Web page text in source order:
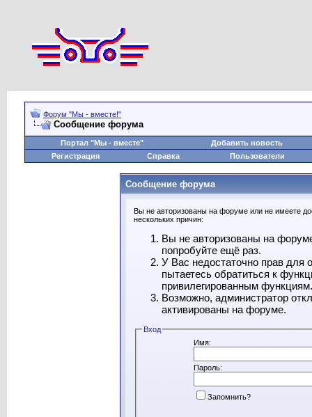
Форум "Мы - вместе!"
Сообщение форума
Портал "Мы - вместе"
Добавить новость
Регистрация
Справка Пользователи
Сообщение форума
Вы не авторизованы на форуме или не имеете
нескольких причин:
Вы не авторизованы на
попробуйте ещё раз.
У Вас недостаточно прав для
пытаетесь обратиться к
привилегированным функциям.
Возможно, администратор
активированы на форуме.
Вход
Имя:
Пароль:
Запомнить?